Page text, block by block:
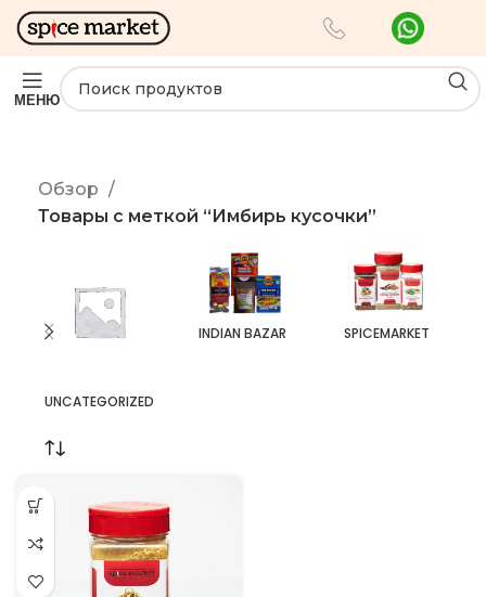
МЕНЮ
Обзор
Товары с меткой “Имбирь кусочки”
UNCATEGORIZED
INDIAN BAZAR SPICEMARKET